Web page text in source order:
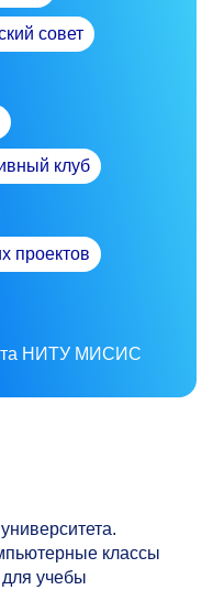
совет
клуб
проектов
НИТУ МИСИС
классы
для учебы